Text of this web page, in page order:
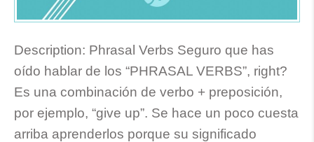
Description: Phrasal Verbs Seguro que has
oído hablar de los “PHRASAL VERBS”, right?
Es una combinación de verbo + preposición,
por ejemplo, “give up”. Se hace un poco cuesta
arriba aprenderlos porque su significado